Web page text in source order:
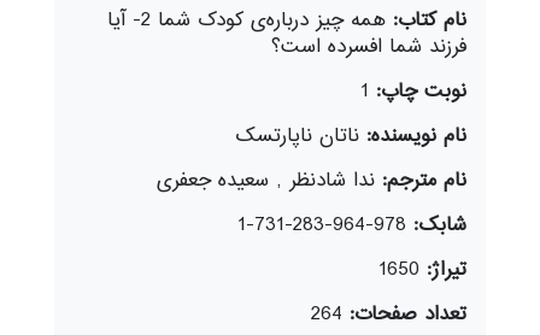
نام کتاب: همه چیز درباره‌ی کودک شما 2- آیا
فرزند شما افسرده است؟
نوبت چاپ: 1
نام نویسنده: ناتان ناپارتسک
نام مترجم: ندا شادنظر , سعیده جعفری
شابک: 978-964-283-731-1
تیراژ: 1650
تعداد صفحات: 264